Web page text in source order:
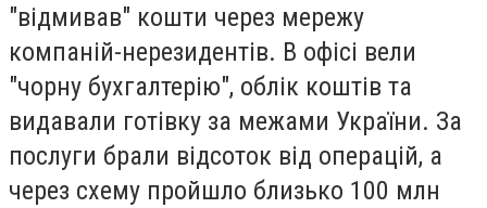
"відмивав" кошти через мережу
компаній-нерезидентів. В офісі вели
"чорну бухгалтерію", облік коштів та
видавали готівку за межами України. За
послуги брали відсоток від операцій, а
через схему пройшло близько 100 млн